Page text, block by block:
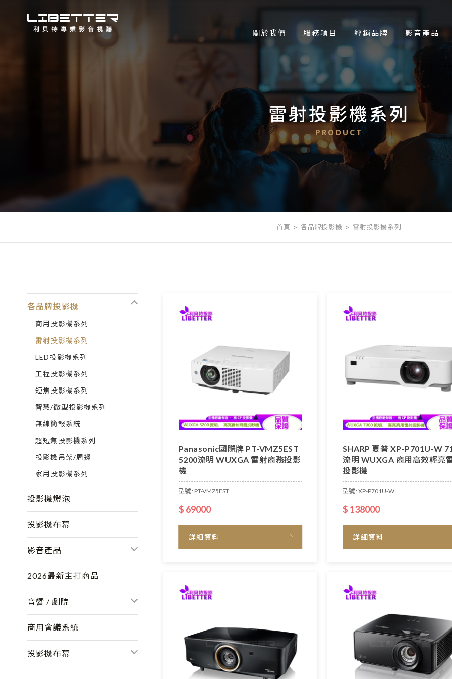
關於我們 服務項目 經銷品牌 影音產品
雷射投影機系列
首頁 各品牌投影機 雷射投影機系列
各品牌投影機
商用投影機系列
雷射投影機系列
LED投影機系列
工程投影機系列
短焦投影機系列
智慧/微型投影機系列
無線簡報系統
超短焦投影機系列
投影機吊架/周邊
家用投影機系列
投影機燈泡
投影機布幕
影音產品
2026最新主打商品
音響 / 劇院
商用會議系統
投影機布幕
Panasonic國際牌 PT-VMZ5EST
5200流明 WUXGA 雷射商務投影
機
型號 : PT-VMZ5EST
$ 69000
詳細資料
SHARP 夏普 XP-P701U-W
流明 WUXGA 商用高效輕亮
投影機
型號 : XP-P701U-W
$ 138000
詳細資料